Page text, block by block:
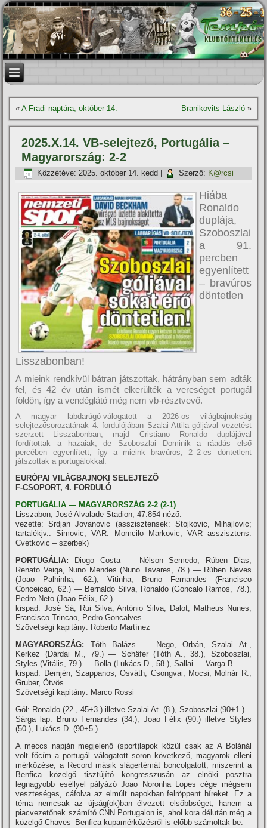
«A Fradi naptára, október 14. Branikovits László»
2025.X.14. VB-selejtező, Portugália –
Magyarország: 2-2
Közzétéve: 2025. október 14. kedd Szerző: K@rcsi
Hiába
Ronaldo
duplája,
Szoboszlai
a 91.
percben
egyenlített
– bravúros
döntetlen
Lisszabonban!
A mieink rendkívül bátran játszottak, hátrányban sem adták
fel, és 42 év után ismét elkerülték a vereséget portugál
földön, így a vendéglátó még nem vb-résztvevő.
A magyar labdarúgó-válogatott a 2026-os világbajnokság
selejtezősorozatának 4. fordulójában Szalai Attila góljával vezetést
szerzett Lisszabonban, majd Cristiano Ronaldo duplájával
fordítottak a hazaiak, de Szoboszlai Dominik a ráadás első
percében egyenlített, így a mieink bravúros, 2–2-es döntetlent
játszottak a portugálokkal.
EURÓPAI VILÁGBAJNOKI SELEJTEZŐ
F-CSOPORT, 4. FORDULÓ
PORTUGÁLIA — MAGYARORSZÁG 2-2 (2-1)
Lisszabon, José Alvalade Stadion, 47.854 néző.
vezette: Srdjan Jovanovic (asszisztensek: Stojkovic, Mihajlovic;
tartalékjv.: Simovic; VAR: Momcilo Markovic, VAR asszisztens:
Cvetkovic – szerbek)
PORTUGÁLIA: Diogo Costa — Nélson Semedo, Rúben Dias,
Renato Veiga, Nuno Mendes (Nuno Tavares, 78.) — Rúben Neves
(Joao Palhinha, 62.), Vitinha, Bruno Fernandes (Francisco
Conceicao, 62.) — Bernaldo Silva, Ronaldo (Goncalo Ramos, 78.),
Pedro Neto (Joao Félix, 62.)
kispad: José Sá, Rui Silva, António Silva, Dalot, Matheus Nunes,
Francisco Trincao, Pedro Goncalves
Szövetségi kapitány: Roberto Martínez
MAGYARORSZÁG: Tóth Balázs — Nego, Orbán, Szalai At.,
Kerkez (Dárdai M., 79.) — Schäfer (Tóth A., 38.), Szoboszlai,
Styles (Vitális, 79.) — Bolla (Lukács D., 58.), Sallai — Varga B.
kispad: Demjén, Szappanos, Osváth, Csongvai, Mocsi, Molnár R.,
Gruber, Ötvös
Szövetségi kapitány: Marco Rossi
Gól: Ronaldo (22., 45+3.) illetve Szalai At. (8.), Szoboszlai (90+1.)
Sárga lap: Bruno Fernandes (34.), Joao Félix (90.) illetve Styles
(50.), Lukács D. (90+5.)
A meccs napján megjelenő (sport)lapok közül csak az A Bolánál
volt főcím a portugál válogatott soron következő, magyarok elleni
mérkőzése, a Record másik slágertémát boncolgatott, miszerint a
Benfica közelgő tisztújító kongresszusán az elnöki posztra
legnagyobb eséllyel pályázó Joao Noronha Lopes cége mégsem
veszteséges, cáfolva az elmúlt napokban felröppent híreket. Ez a
téma nemcsak az újság(ok)ban élvezett elsőbbséget, hanem a
piacvezetőnek számító CNN Portugalon is, ahol kora délután még a
közelgő Chaves–Benfica kupamérkőzésről is előbb számoltak be.